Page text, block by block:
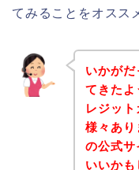
てみることをオスス
いかが
てきたよ
レジッ
様々あり
の公式サ
いいかも